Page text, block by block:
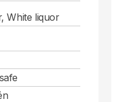
White liquor